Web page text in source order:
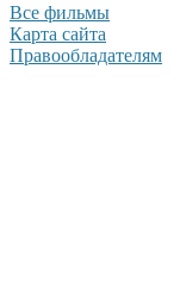
Все фильмы
Карта сайта
Правообладателям